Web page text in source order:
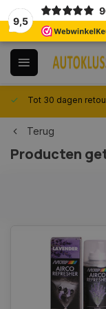
9,5
Tot 30 dagen
Terug
Producten